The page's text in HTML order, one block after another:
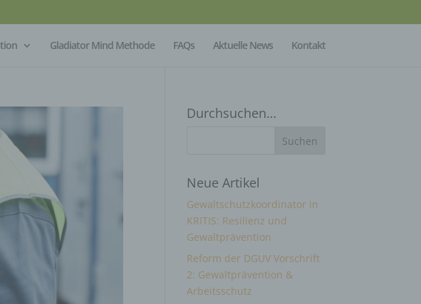
Gladiator Mind Methode FAQs Aktuelle News Kontakt
Durchsuchen…
Neue Artikel
Gewaltschutzkoordinator in
KRITIS: Resilienz und
Gewaltprävention
Reform der DGUV Vorschrift
2: Gewaltprävention &
Arbeitsschutz